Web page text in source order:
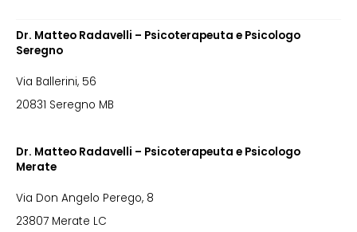
Dr. Matteo Radavelli – Psicoterapeuta e Psicologo
Seregno
Via Ballerini, 56
20831 Seregno MB
Dr. Matteo Radavelli – Psicoterapeuta e Psicologo
Merate
Via Don Angelo Perego, 8
23807 Merate LC